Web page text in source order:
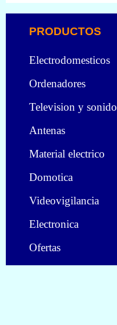
PRODUCTOS
Electrodomesticos
Ordenadores
Television y sonido
Antenas
Material electrico
Domotica
Videovigilancia
Electronica
Ofertas